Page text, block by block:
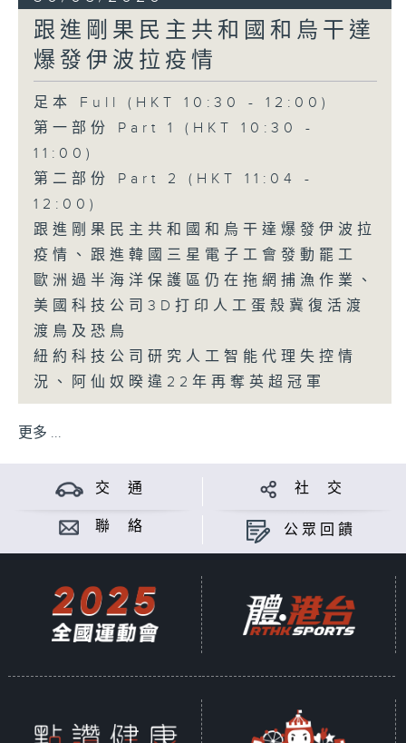
跟進剛果民主共和國和烏干達
爆發伊波拉疫情
足本 Full (HKT 10:30 - 12:00)
第一部份 Part 1 (HKT 10:30 -
11:00)
第二部份 Part 2 (HKT 11:04 -
12:00)
跟進剛果民主共和國和烏干達爆發伊波拉
疫情、跟進韓國三星電子工會發動罷工
歐洲過半海洋保護區仍在拖網捕漁作業、
美國科技公司3D打印人工蛋殼冀復活渡
渡鳥及恐鳥
紐約科技公司研究人工智能代理失控情
況、阿仙奴暌違22年再奪英超冠軍
更多 ...
交 通 社 交
聯 絡 公眾回饋